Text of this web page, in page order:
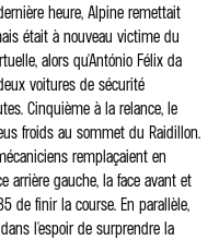
heure, Alpine remettait
était à nouveau victime du
alors qu'António Félix da
voitures de sécurité
Cinquième à la relance, le
froids au sommet du Raidillon.
remplaçaient en
arrière gauche, la face avant et
de finir la course. En parallèle,
l'espoir de surprendre la